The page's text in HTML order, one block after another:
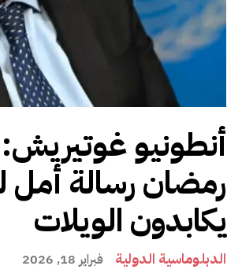
أنطونيو
رمضان رسالة أمل
يكابدون الويلات
الدبلوماسية الدولية فبراير 18, 2026